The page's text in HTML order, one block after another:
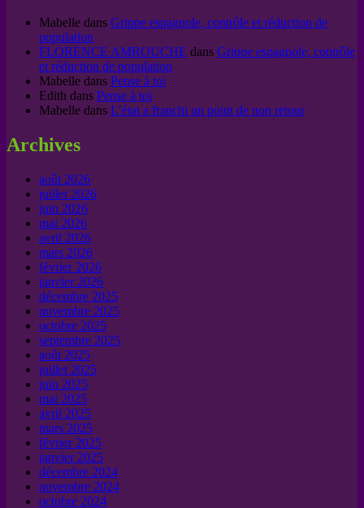
Mabelle dans Grippe espagnole, contrôle et réduction de
population
FLORENCE AMROUCHE dans Grippe espagnole, contrôle
et réduction de population
Mabelle dans Pense à toi
Edith dans Pense à toi
Mabelle dans L’état a franchi un point de non retour
Archives
août 2026
juillet 2026
juin 2026
mai 2026
avril 2026
mars 2026
février 2026
janvier 2026
décembre 2025
novembre 2025
octobre 2025
septembre 2025
août 2025
juillet 2025
juin 2025
mai 2025
avril 2025
mars 2025
février 2025
janvier 2025
décembre 2024
novembre 2024
octobre 2024